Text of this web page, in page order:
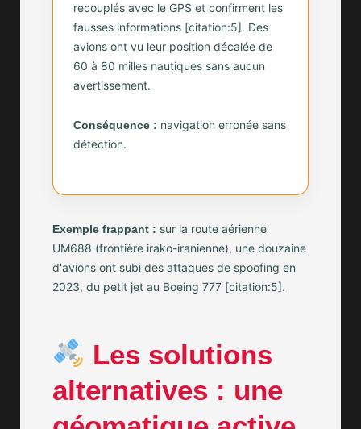
recouplés avec le GPS et confirment les
fausses informations [citation:5]. Des
avions ont vu leur position décalée de
60 à 80 milles nautiques sans aucun
avertissement.
Conséquence : navigation erronée sans
détection.
Exemple frappant : sur la route aérienne
UM688 (frontière irako-iranienne), une douzaine
d'avions ont subi des attaques de spoofing en
2023, du petit jet au Boeing 777 [citation:5].
Les solutions
alternatives : une